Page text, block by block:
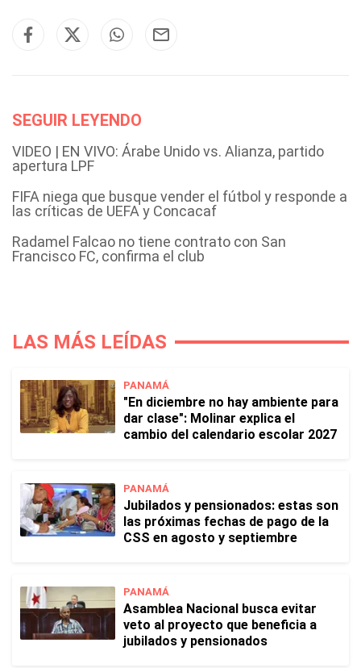
SEGUIR LEYENDO
VIDEO | EN VIVO: Árabe Unido vs. Alianza, partido
apertura LPF
FIFA niega que busque vender el fútbol y responde a
las críticas de UEFA y Concacaf
Radamel Falcao no tiene contrato con San
Francisco FC, confirma el club
LAS MÁS LEÍDAS
PANAMÁ
"En diciembre no hay ambiente para
dar clase": Molinar explica el
cambio del calendario escolar 2027
PANAMÁ
Jubilados y pensionados: estas son
las próximas fechas de pago de la
CSS en agosto y septiembre
PANAMÁ
Asamblea Nacional busca evitar
veto al proyecto que beneficia a
jubilados y pensionados